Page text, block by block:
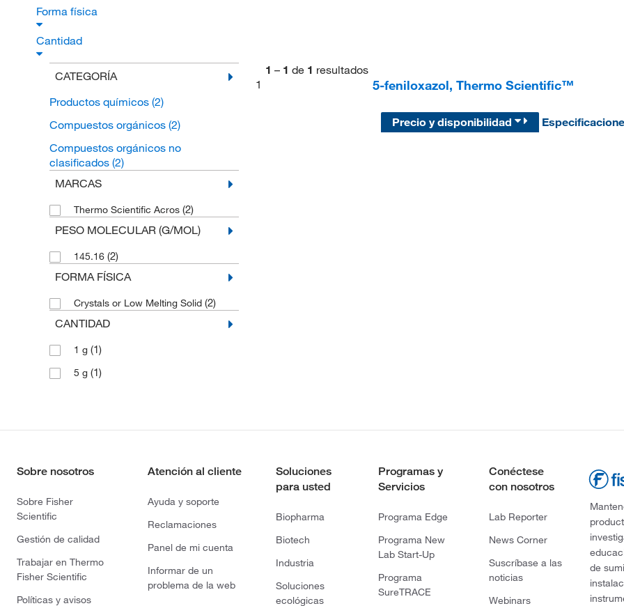
Forma física
Cantidad
CATEGORÍA
Productos químicos (2)
Compuestos orgánicos (2)
Compuestos orgánicos no
clasificados (2)
MARCAS
Thermo Scientific Acros (2)
PESO MOLECULAR (G/MOL)
145.16 (2)
FORMA FÍSICA
Crystals or Low Melting Solid (2)
CANTIDAD
1 g (1)
5 g (1)
1 – 1 de 1 resultados
1
5-feniloxazol, Thermo Scientific™
Precio y disponibilidad
Sobre nosotros
Sobre Fisher
Scientific
Gestión de calidad
Trabajar en Thermo
Fisher Scientific
Políticas y avisos
Atención al cliente
Ayuda y soporte
Reclamaciones
Panel de mi cuenta
Informar de un
problema de la web
Soluciones
para usted
Biopharma
Biotech
Industria
Soluciones
ecológicas
Programas y
Servicios
Programa Edge
Programa New
Lab Start-Up
Programa
SureTRACE
Conéctese
con nosotros
Lab Reporter
News Corner
Suscríbase a las
noticias
Webinars
de